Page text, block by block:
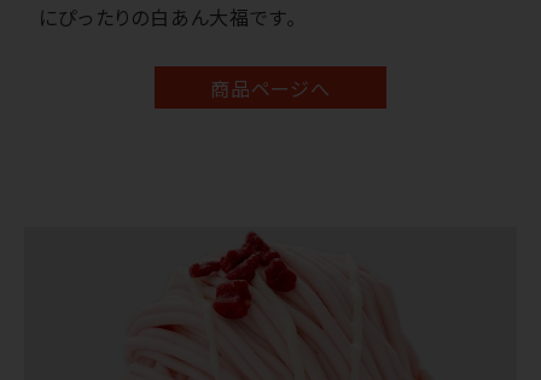
にぴったりの白あん大福です。
商品ページへ